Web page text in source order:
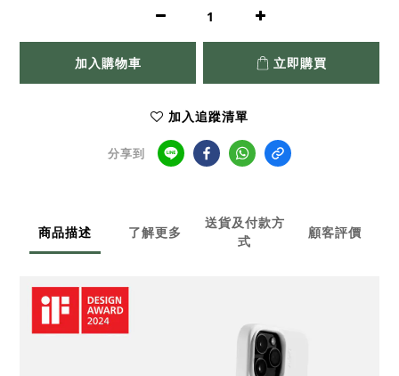
加入購物車 立即購買
加入追蹤清單
分享到
商品描述 了解更多
送貨及付款方
式
顧客評價